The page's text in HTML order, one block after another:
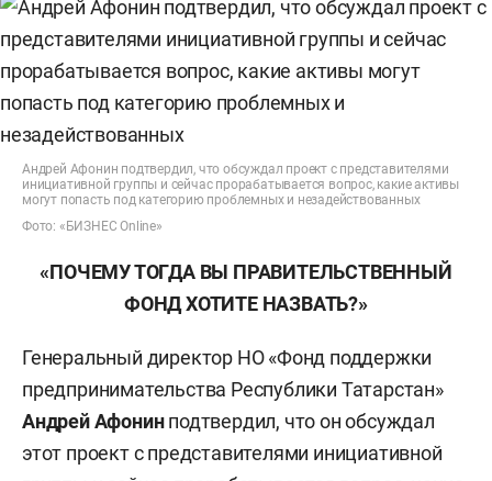
Андрей Афонин подтвердил, что обсуждал проект с представителями
инициативной группы и сейчас прорабатывается вопрос, какие активы
могут попасть под категорию проблемных и незадействованных
Фото: «БИЗНЕС Online»
«ПОЧЕМУ ТОГДА ВЫ ПРАВИТЕЛЬСТВЕННЫЙ
ФОНД ХОТИТЕ НАЗВАТЬ?»
Генеральный директор НО «Фонд поддержки
предпринимательства Республики Татарстан»
Андрей Афонинподтвердил, что он обсуждал
этот проект с представителями инициативной